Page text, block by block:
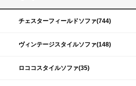
チェスターフィールドソファ(744)
ヴィンテージスタイルソファ(148)
ロココスタイルソファ(35)